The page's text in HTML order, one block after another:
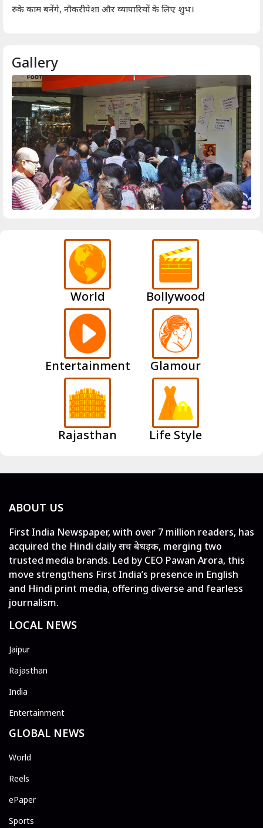
रुके काम बनेंगे, नौकरीपेशा और व्यापारियों के लिए शुभ।
Gallery
World Bollywood
Entertainment Glamour
Rajasthan Life Style
ABOUT US
First India Newspaper, with over 7 million readers, has
acquired the Hindi daily सच बेधड़क, merging two
trusted media brands. Led by CEO Pawan Arora, this
move strengthens First India’s presence in English
and Hindi print media, offering diverse and fearless
journalism.
LOCAL NEWS
Jaipur
Rajasthan
India
Entertainment
GLOBAL NEWS
World
Reels
ePaper
Sports